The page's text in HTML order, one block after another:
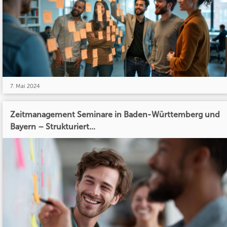
7. Mai 2024
Zeitmanagement Seminare in Baden-Württemberg und
Bayern – Strukturiert...